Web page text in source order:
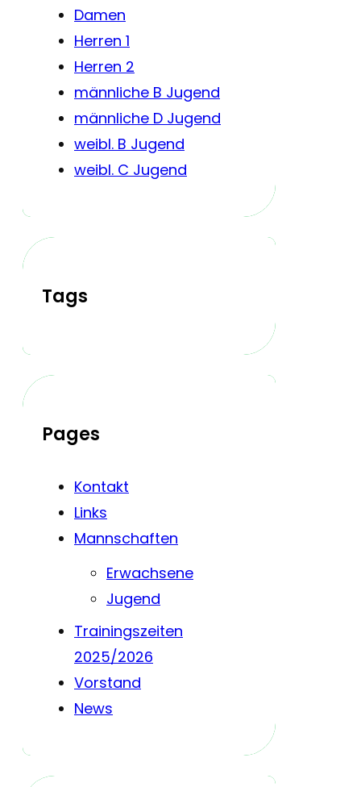
Damen
Herren 1
Herren 2
männliche B Jugend
männliche D Jugend
weibl. B Jugend
weibl. C Jugend
Tags
Pages
Kontakt
Links
Mannschaften
Erwachsene
Jugend
Trainingszeiten
2025/2026
Vorstand
News